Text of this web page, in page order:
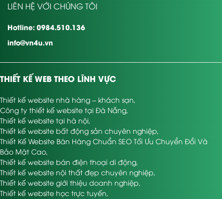
LIÊN HỆ VỚI CHÚNG TÔI
Hotline: 0984.510.136
info@vn4u.vn
THIẾT KẾ WEB THEO LĨNH VỰC
Thiết kế website nhà hàng – khách sạn,
Công ty thiết kế website tại Đà Nẵng,
Thiết kế website tại hà nội,
Thiết kế website bất động sản chuyên nghiệp,
Thiết Kế Website Bán Hàng Chuẩn SEO Tối Ưu Chuyển Đổi Và
Bảo Mật Cao,
Thiết kế website bán điện thoại di động,
Thiết kế website nội thất đẹp chuyên nghiệp,
Thiết kế website giới thiệu doanh nghiệp,
Thiết kế website học trực tuyến,